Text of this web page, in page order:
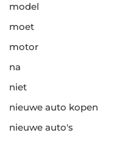
model
moet
motor
na
niet
nieuwe auto kopen
nieuwe auto's